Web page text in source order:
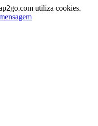
utiliza cookies.